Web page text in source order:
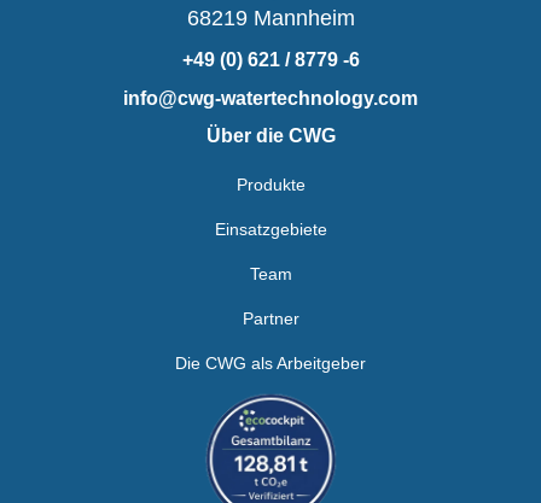
68219 Mannheim
+49 (0) 621 / 8779 -6
info@cwg-watertechnology.com
Über die CWG
Produkte
Einsatzgebiete
Team
Partner
Die CWG als Arbeitgeber